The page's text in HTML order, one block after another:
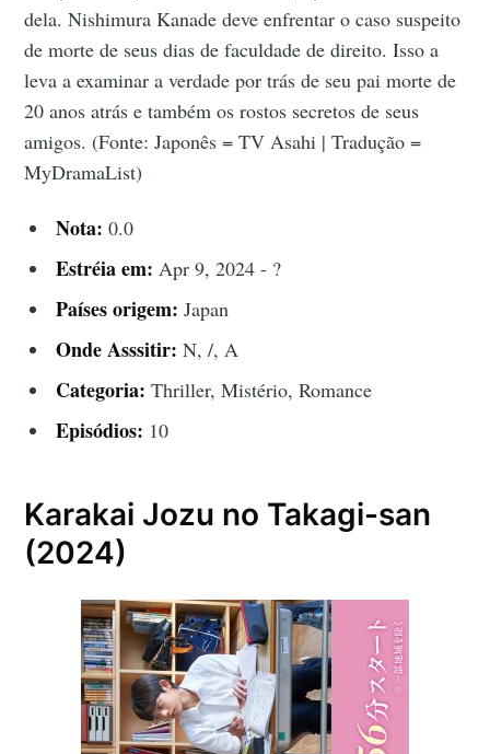
dela. Nishimura Kanade deve enfrentar o caso suspeito
de morte de seus dias de faculdade de direito. Isso a
leva a examinar a verdade por trás de seu pai morte de
20 anos atrás e também os rostos secretos de seus
amigos. (Fonte: Japonês = TV Asahi | Tradução =
MyDramaList)
Nota: 0.0
Estréia em: Apr 9, 2024 - ?
Países origem: Japan
Onde Asssitir: N, /, A
Categoria: Thriller, Mistério, Romance
Episódios: 10
Karakai Jozu no Takagi-san
(2024)